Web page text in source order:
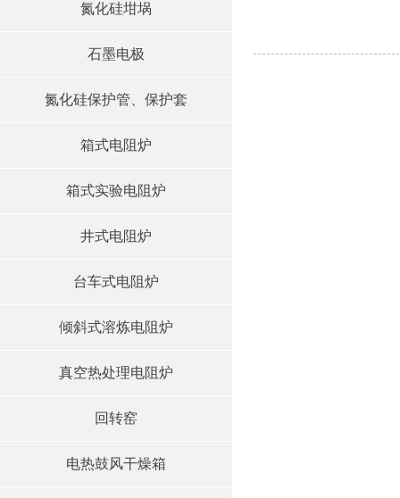
氮化硅坩埚
石墨电极
氮化硅保护管、保护套
箱式电阻炉
箱式实验电阻炉
井式电阻炉
台车式电阻炉
倾斜式溶炼电阻炉
真空热处理电阻炉
回转窑
电热鼓风干燥箱